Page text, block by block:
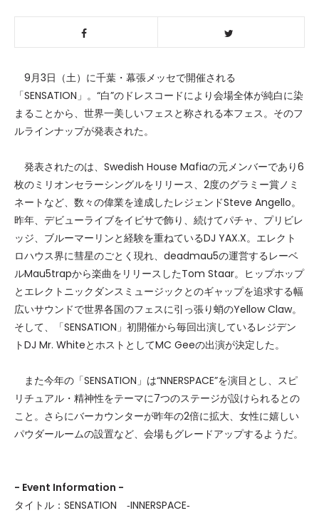
9月3日（土）に千葉・幕張メッセで開催される
「SENSATION」。“白”のドレスコードにより会場全体が純白に染
まることから、世界一美しいフェスと称される本フェス。そのフ
ルラインナップが発表された。
発表されたのは、Swedish House Mafiaの元メンバーであり6
枚のミリオンセラーシングルをリリース、2度のグラミー賞ノミ
ネートなど、数々の偉業を達成したレジェンドSteve Angello。
昨年、デビューライブをイビサで飾り、続けてパチャ、プリビレ
ッジ、ブルーマーリンと経験を重ねているDJ YAX.X。エレクト
ロハウス界に彗星のごとく現れ、 deadmau5の運営するレーベ
ルMau5trapから楽曲をリリースしたTom Staar。ヒップホップ
とエレクトニックダンスミュージックとのギャップを追求する幅
広いサウンドで世界各国のフェスに引っ張り蛸のYellow Claw。
そして、「SENSATION」初開催から毎回出演しているレジデン
トDJ Mr. WhiteとホストとしてMC Geeの出演が決定した。
また今年の「SENSATION」は“NNERSPACE”を演目とし、スピ
リチュアル・精神性をテーマに7つのステージが設けられるとの
こと。さらにバーカウンターが昨年の2倍に拡大、女性に嬉しい
パウダールームの設置など、会場もグレードアップするようだ。
- Event Information -
タイトル：SENSATION ‐INNERSPACE‐